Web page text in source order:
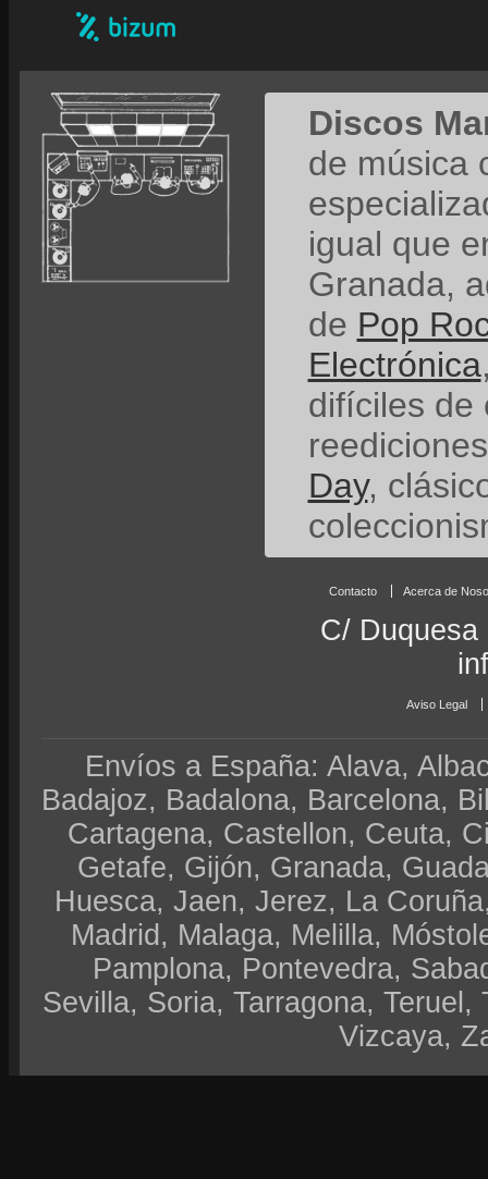
Discos
de música
igual que
Granada,
de Pop
Electrónica
difíciles de
Day,
Contacto Acerca de
C/ Duquesa
Aviso Legal
Envíos a España: Alava,
Badajoz, Badalona, Barcelona,
Cartagena, Castellon, Ceuta,
Getafe, Gijón, Granada,
Huesca, Jaen, Jerez, La
Madrid, Malaga, Melilla,
Pamplona, Pontevedra,
Sevilla, Soria, Tarragona,
Vizcaya,